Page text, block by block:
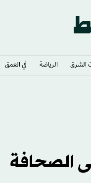
الشرق​ الرياضة في العمق
الصحافة